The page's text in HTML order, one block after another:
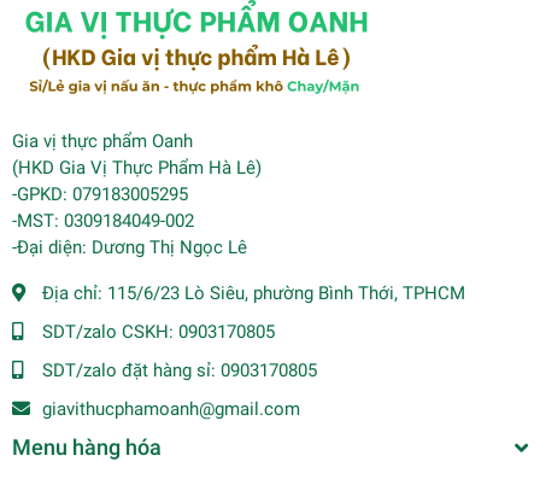
Gia vị thực phẩm Oanh
(HKD Gia Vị Thực Phẩm Hà Lê)
-GPKD: 079183005295
-MST: 0309184049-002
-Đại diện: Dương Thị Ngọc Lê
Địa chỉ: 115/6/23 Lò Siêu, phường Bình Thới, TPHCM
SDT/zalo CSKH: 0903170805
SDT/zalo đặt hàng sỉ: 0903170805
giavithucphamoanh@gmail.com
Menu hàng hóa